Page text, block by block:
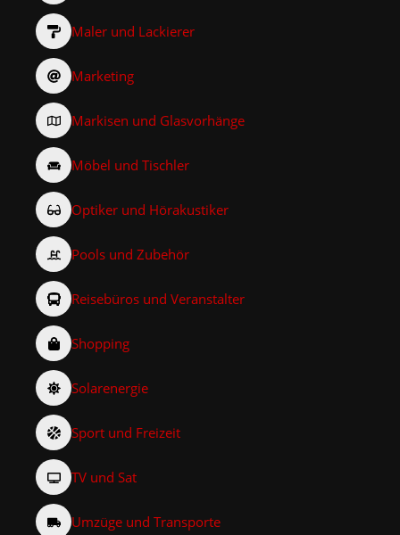
Maler und Lackierer
Marketing
Markisen und Glasvorhänge
Möbel und Tischler
Optiker und Hörakustiker
Pools und Zubehör
Reisebüros und Veranstalter
Shopping
Solarenergie
Sport und Freizeit
TV und Sat
Umzüge und Transporte